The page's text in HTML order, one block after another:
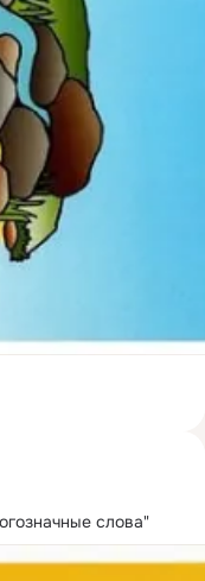
слова"